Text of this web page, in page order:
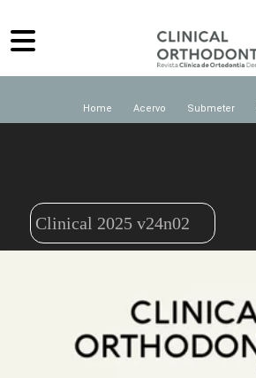
Home Acervo Submeter
Clinical 2025 v24n02